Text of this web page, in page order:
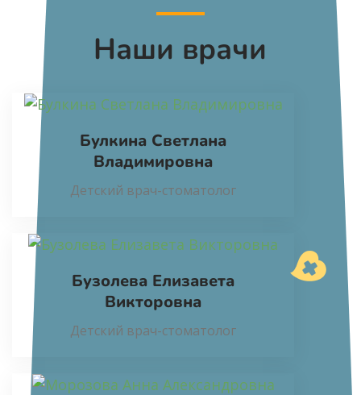
Наши врачи
Булкина Светлана
Владимировна
Детский врач-стоматолог
Бузолева Елизавета
Викторовна
Детский врач-стоматолог